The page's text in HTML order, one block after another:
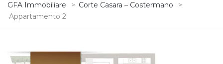
GFA Immobiliare > Corte Casara – Costermano
>
Appartamento 2